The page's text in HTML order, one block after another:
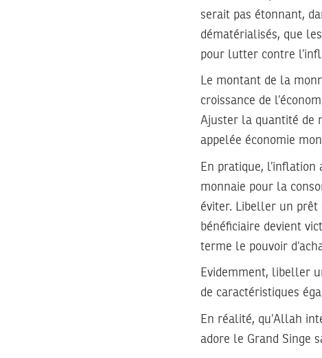
serait pas étonnant,
dématérialisés, que
pour lutter contre
Le montant de la
croissance de
Ajuster la quantité de
appelée économie
En pratique,
monnaie pour la
éviter. Libeller un prêt
bénéficiaire devient
terme le pouvoir
Evidemment, libeller
de caractéristiques
En réalité, qu’Allah
adore le Grand Singe